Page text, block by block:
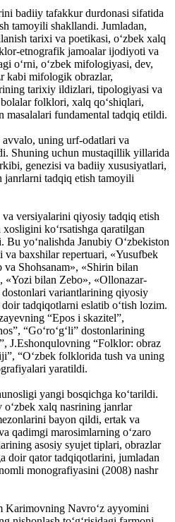
badiiy tafakkur durdonasi sifatida
tamoyili shakllandi. Jumladan,
tarixi va poetikasi, o‘zbek xalq
etnografik jamoalar ijodiyoti va
o‘rni, o‘zbek mifologiyasi, dev,
kabi mifologik obrazlar,
tarixiy ildizlari, tipologiyasi va
folklori, xalq qo‘shiqlari,
fundamental tadqiq etildi.
uning urf-odatlari va
Shuning uchun mustaqillik yillarida
genezisi va badiiy xususiyatlari,
janrlarni tadqiq etish tamoyili
versiyalarini qiyosiy tadqiq etish
ko‘rsatishga qaratilgan
yo‘nalishda Janubiy O‘zbekiston
baxshilar repertuari, «Yusufbek
Shohsanam», «Shirin bilan
«Yozi bilan Zebo», «Ollonazar-
variantlarining qiyosiy
tadqiqotlarni eslatib o‘tish lozim.
“Epos i skazitel”,
“Go‘ro‘g‘li” dostonlarining
­J.Eshonqulovning “Folklor: obraz
“O‘zbek folklorida tush va uning
yaratildi.
yangi bosqichga ko‘tarildi.
xalq nasrining janrlar
bayon qildi, ertak va
qadimgi marosimlarning o‘zaro
asosiy syujet tiplari, obrazlar
doir qator tadqiqotlarini, jumladan
monografiyasini (2008) nashr
Karimovning Navro‘z ayyomini